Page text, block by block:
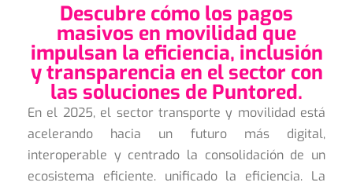
Descubre cómo los pagos
masivos en movilidad que
impulsan la eficiencia, inclusión
y transparencia en el sector con
las soluciones de Puntored.
En el 2025, el sector transporte y movilidad está
acelerando hacia un futuro más digital,
interoperable y centrado la consolidación de un
ecosistema eficiente. unificado la eficiencia. La